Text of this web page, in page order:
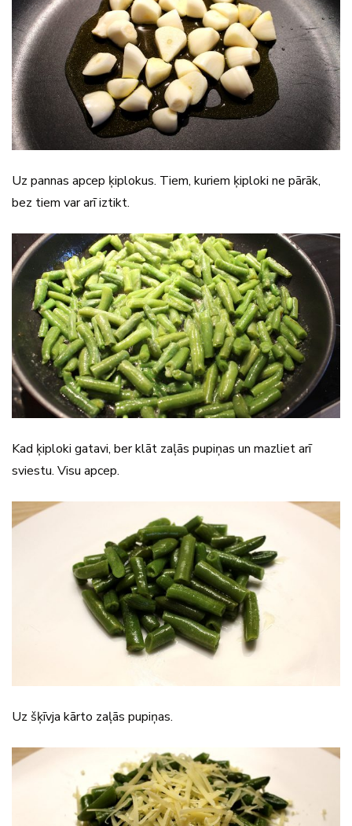
Uz pannas apcep ķiplokus. Tiem, kuriem ķiploki ne pārāk,
bez tiem var arī iztikt.
Kad ķiploki gatavi, ber klāt zaļās pupiņas un mazliet arī
sviestu. Visu apcep.
Uz šķīvja kārto zaļās pupiņas.